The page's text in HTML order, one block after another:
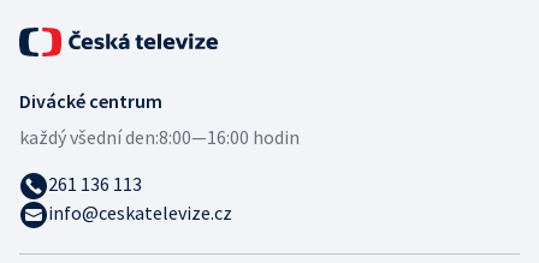
Divácké centrum
každý všední den:8:00—16:00 hodin
261 136 113
info@ceskatelevize.cz